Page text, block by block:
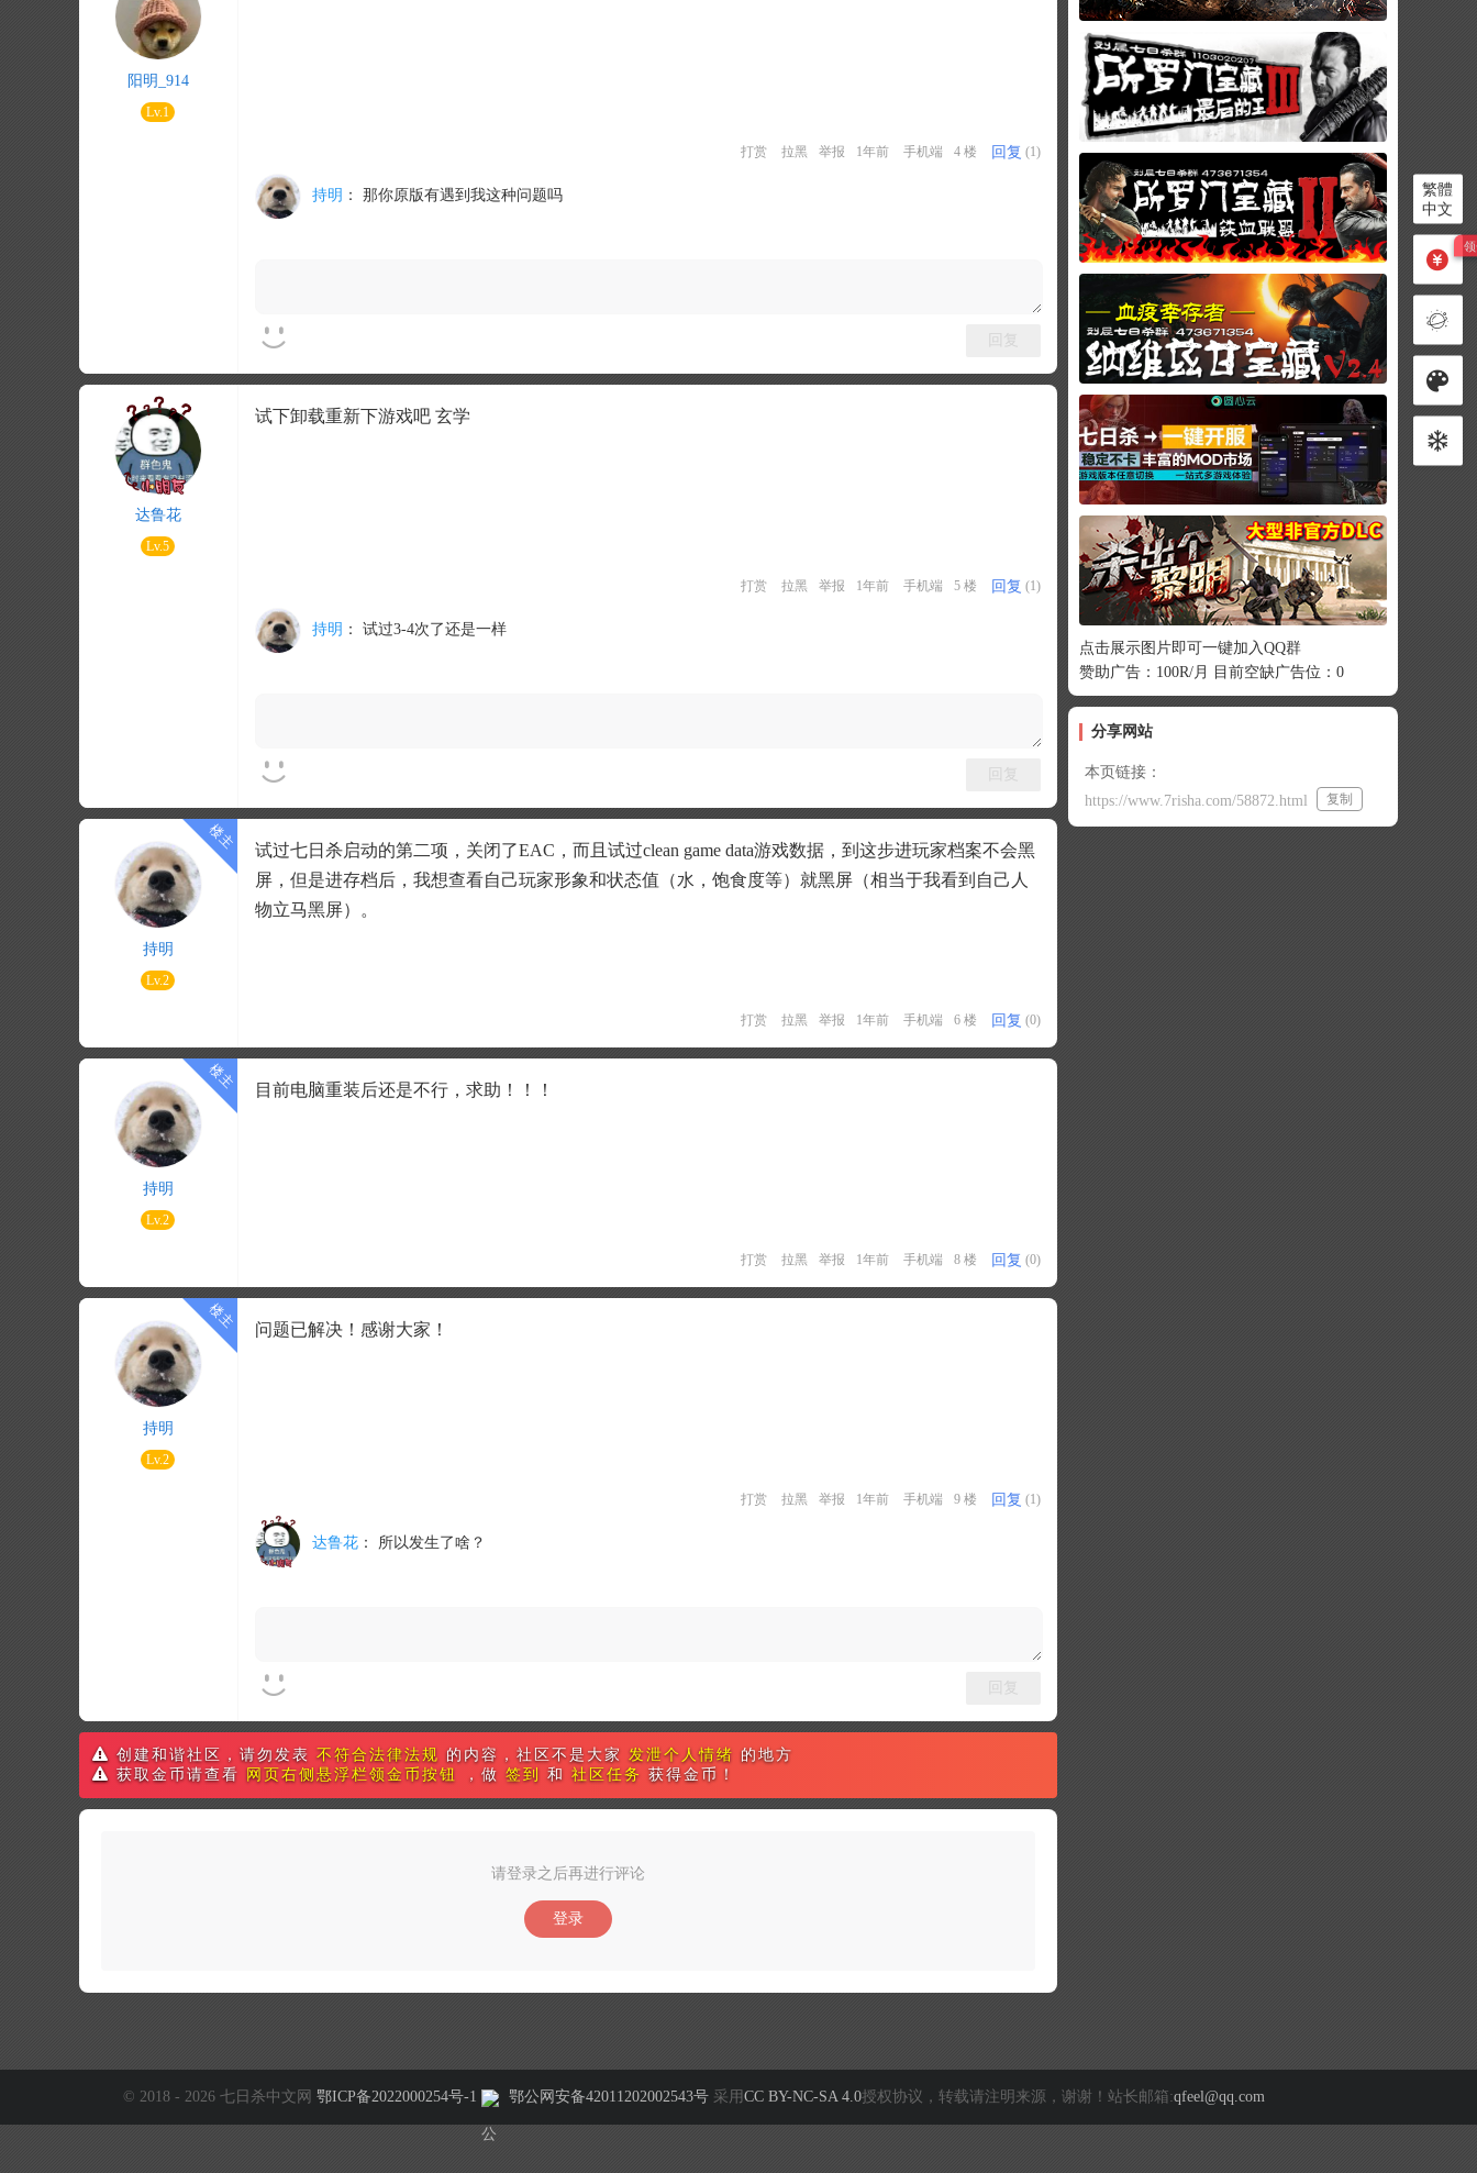
阳明_914
Lv.1
打赏 拉黑 举报 1年前 手机端 4 楼 回复 (1)
持明 ： 那你原版有遇到我这种问题吗
回复
达鲁花
Lv.5
试下卸载重新下游戏吧 玄学
打赏 拉黑 举报 1年前 手机端 5 楼 回复 (1)
持明 ： 试过3-4次了还是一样
回复
持明
Lv.2
试过七日杀启动的第二项，关闭了EAC，而且试过clean game data游戏数据，到这步进玩家档案不会黑
屏，但是进存档后，我想查看自己玩家形象和状态值（水，饱食度等）就黑屏（相当于我看到自己人
物立马黑屏）。
打赏 拉黑 举报 1年前 手机端 6 楼 回复 (0)
持明
Lv.2
目前电脑重装后还是不行，求助！！！
打赏 拉黑 举报 1年前 手机端 8 楼 回复 (0)
持明
Lv.2
问题已解决！感谢大家！
打赏 拉黑 举报 1年前 手机端 9 楼 回复 (1)
达鲁花： 所以发生了啥？
回复
创建和谐社区，请勿发表 不符合法律法规 的内容，社区不是大家 发泄个人情绪 的地方
获取金币请查看
网页右侧悬浮栏领金币按钮 ，做 签到 和 社区任务 获得金币！
请登录之后再进行评论
登录
点击展示图片即可一键加入QQ群
赞助广告：100R/月 目前空缺广告位：0
分享网站
本页链接：
https://www.7risha.com/58872.html
复制
繁體
中文
© 2018 - 2026 七日杀中文网 鄂ICP备2022000254号-1 鄂公网安备42011202002543号 采用 CC BY-NC-SA 4.0授权协议，转载请注明来源，谢谢！站长邮箱:qfeel@qq.com